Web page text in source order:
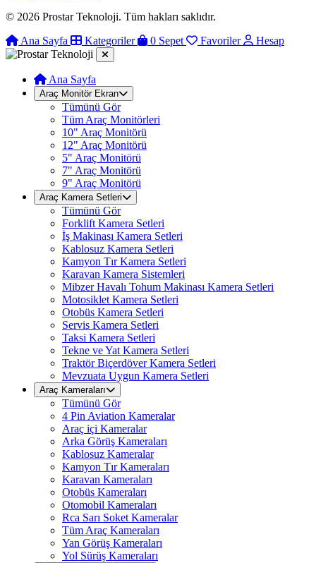
© 2026 Prostar Teknoloji. Tüm hakları saklıdır.
Ana Sayfa
Kategoriler 0 Sepet Favoriler Hesap
Ana Sayfa
Araç Monitör Ekran
Tümünü Gör
Tüm Araç Monitörleri
10" Araç Monitörü
12" Araç Monitörü
5" Araç Monitörü
7" Araç Monitörü
9" Araç Monitörü
Araç Kamera Setleri
Tümünü Gör
Forklift Kamera Setleri
İş Makinası Kamera Setleri
Kablosuz Kamera Setleri
Kamyon Tır Kamera Setleri
Karavan Kamera Sistemleri
Mibzer Havalı Tohum Makinası Kamera Setleri
Motosiklet Kamera Setleri
Otobüs Kamera Setleri
Servis Kamera Setleri
Taksi Kamera Setleri
Tekne ve Yat Kamera Setleri
Traktör Biçerdöver Kamera Setleri
Mevzuata Uygun Kamera Setleri
Araç Kameraları
Tümünü Gör
4 Pin Aviation Kameralar
Araç içi Kameralar
Arka Görüş Kameraları
Kablosuz Kameralar
Kamyon Tır Kameraları
Karavan Kameraları
Otobüs Kameraları
Otomobil Kameraları
Rca Sarı Soket Kameralar
Tüm Araç Kameraları
Yan Görüş Kameraları
Yol Sürüş Kameraları